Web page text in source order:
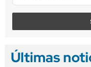
Últimas